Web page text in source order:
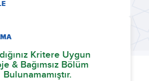
Kritere Uygun
& Bağımsız Bölüm
Bulunamamıştır.